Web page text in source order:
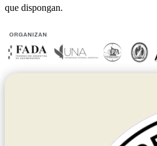
que dispongan.